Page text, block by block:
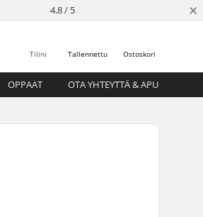
4.8 / 5 ×
Ostoskori
Tallennettu
Tilini
OPPAAT OTA YHTEYTTÄ & APU